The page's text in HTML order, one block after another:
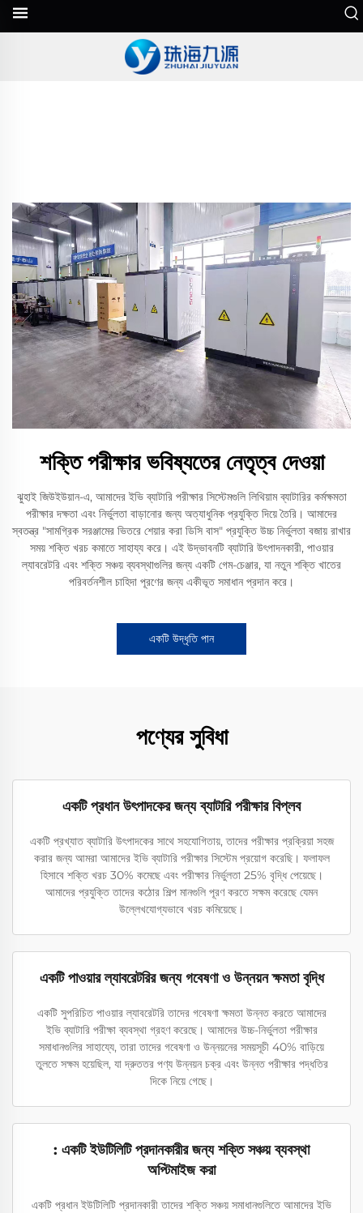
শক্তি পরীক্ষার ভবিষ্যতের নেতৃত্ব দেওয়া
ঝুহাই জিউইউয়ান-এ, আমাদের ইভি ব্যাটারি পরীক্ষার সিস্টেমগুলি লিথিয়াম ব্যাটারির কর্মক্ষমতা
পরীক্ষার দক্ষতা এবং নির্ভুলতা বাড়ানোর জন্য অত্যাধুনিক প্রযুক্তি দিয়ে তৈরি। আমাদের
স্বতন্ত্র "সামগ্রিক সরঞ্জামের ভিতরে শেয়ার করা ডিসি বাস" প্রযুক্তি উচ্চ নির্ভুলতা বজায় রাখার
সময় শক্তি খরচ কমাতে সাহায্য করে। এই উদ্ভাবনটি ব্যাটারি উৎপাদনকারী, পাওয়ার
ল্যাবরেটরি এবং শক্তি সঞ্চয় ব্যবস্থাগুলির জন্য একটি গেম-চেঞ্জার, যা নতুন শক্তি খাতের
পরিবর্তনশীল চাহিদা পূরণের জন্য একীভূত সমাধান প্রদান করে।
একটি উদ্ধৃতি পান
পণ্যের সুবিধা
একটি প্রধান উৎপাদকের জন্য ব্যাটারি পরীক্ষার বিপ্লব
একটি প্রখ্যাত ব্যাটারি উৎপাদকের সাথে সহযোগিতায়, তাদের পরীক্ষার প্রক্রিয়া সহজ
করার জন্য আমরা আমাদের ইভি ব্যাটারি পরীক্ষার সিস্টেম প্রয়োগ করেছি। ফলাফল
হিসাবে শক্তি খরচ 30% কমেছে এবং পরীক্ষার নির্ভুলতা 25% বৃদ্ধি পেয়েছে।
আমাদের প্রযুক্তি তাদের কঠোর শিল্প মানগুলি পূরণ করতে সক্ষম করেছে যেমন
উল্লেখযোগ্যভাবে খরচ কমিয়েছে।
একটি পাওয়ার ল্যাবরেটরির জন্য গবেষণা ও উন্নয়ন ক্ষমতা বৃদ্ধি
একটি সুপরিচিত পাওয়ার ল্যাবরেটরি তাদের গবেষণা ক্ষমতা উন্নত করতে আমাদের
ইভি ব্যাটারি পরীক্ষা ব্যবস্থা গ্রহণ করেছে। আমাদের উচ্চ-নির্ভুলতা পরীক্ষার
সমাধানগুলির সাহায্যে, তারা তাদের গবেষণা ও উন্নয়নের সময়সূচী 40% বাড়িয়ে
তুলতে সক্ষম হয়েছিল, যা দ্রুততর পণ্য উন্নয়ন চক্র এবং উন্নত পরীক্ষার পদ্ধতির
দিকে নিয়ে গেছে।
: একটি ইউটিলিটি প্রদানকারীর জন্য শক্তি সঞ্চয় ব্যবস্থা
অপ্টিমাইজ করা
একটি প্রধান ইউটিলিটি প্রদানকারী তাদের শক্তি সঞ্চয় সমাধানগুলিতে আমাদের ইভি